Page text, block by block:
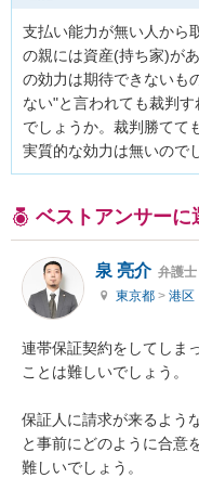
支払い能力が無い人から
の親には資産(持ち家)が
の効力は期待できないも
ない"と言われても裁判
でしょうか。裁判勝てて
実質的な効力は無いので
ベストアンサーに
泉 亮介 弁護士
東京都 > 港区
連帯保証契約をしてしま
ことは難しいでしょう。
保証人に請求が来るよう
と事前にどのように合意
難しいでしょう。